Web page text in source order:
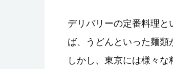
デリバリーの定番料理
ば、うどんといった麺類
しかし、東京には様々